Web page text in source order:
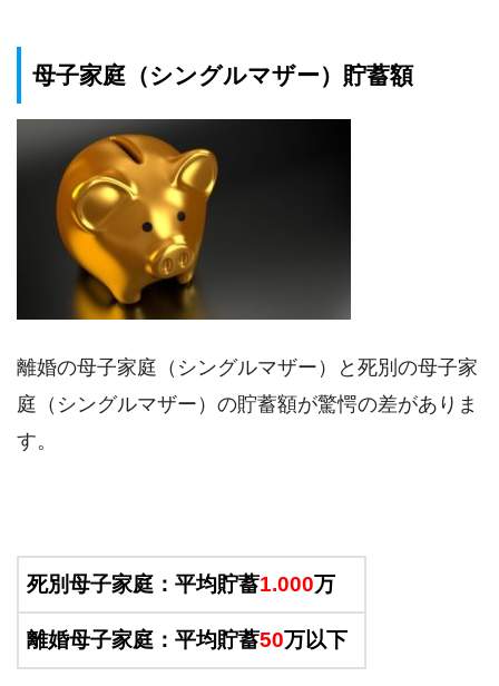
母子家庭（シングルマザー）貯蓄額
離婚の母子家庭（シングルマザー）と死別の母子家
庭（シングルマザー）の貯蓄額が驚愕の差がありま
す。
死別母子家庭：平均貯蓄1.000万
離婚母子家庭：平均貯蓄50万以下